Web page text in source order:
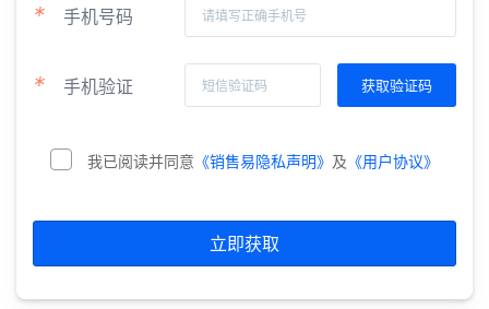
* 手机号码
* 手机验证
我已阅读并同意 《销售易隐私声明》 及 《用户协议》
立即获取